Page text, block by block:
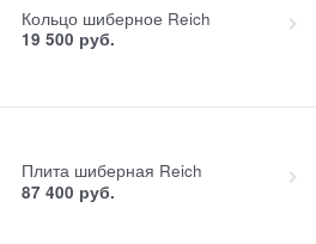
Кольцо шиберное Reich
19 500 руб.
Плита шиберная Reich
87 400 руб.